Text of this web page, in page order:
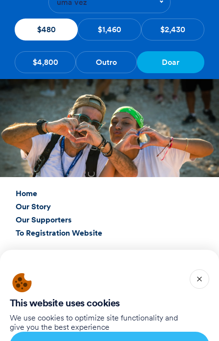
uma vez
$480 $1,460 $2,430
$4,800 Outro Doar
Home
Our Story
Our Supporters
To Registration Website
giving@test.taglit.foundation
This website uses cookies
We use cookies to optimize site functionality and
give you the best experience